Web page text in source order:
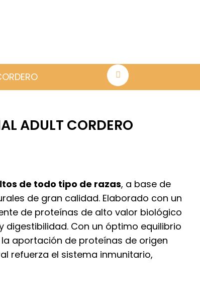
ADULT CORDERO
de todo tipo de razas, a base de
de gran calidad. Elaborado con un
de proteínas de alto valor biológico
Con un óptimo equilibrio
aportación de proteínas de origen
refuerza el sistema inmunitario,